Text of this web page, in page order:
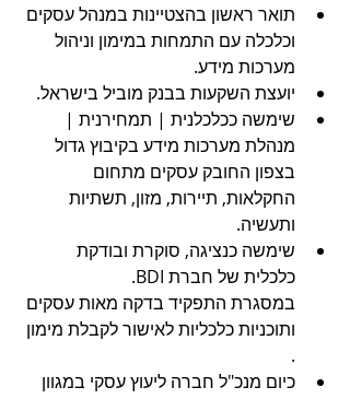
תואר ראשון בהצטיינות במנהל עסקים
וכלכלה עם התמחות במימון וניהול
מערכות מידע.
יועצת השקעות בבנק מוביל בישראל.
שימשה ככלכלנית | תמחירנית |
מנהלת מערכות מידע בקיבוץ גדול
בצפון החובק עסקים מתחום
החקלאות, תיירות, מזון, תשתיות
ותעשיה.
שימשה כנציגה, סוקרת ובודקת
כלכלית של חברת BDI.
במסגרת התפקיד בדקה מאות עסקים
ותוכניות כלכליות לאישור לקבלת מימון
.
כיום מנכ"ל חברה ליעוץ עסקי במגוון